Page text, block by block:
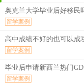
奥克兰大学毕业后好移民
留学案例
高中成绩不好的也可以成
留学案例
毕业后申请新西兰热门
留学案例